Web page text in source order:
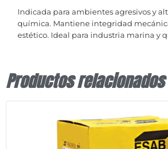
Indicada para ambientes agresivos y
química. Mantiene integridad
estético. Ideal para industria marina y
Productos relacionados